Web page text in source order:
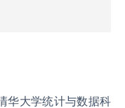
华大学统计与数据科